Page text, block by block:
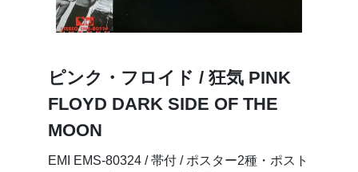
ピンク・フロイド / 狂気 PINK
FLOYD DARK SIDE OF THE
MOON
EMI EMS-80324 / 帯付 / ポスター2種・ポスト